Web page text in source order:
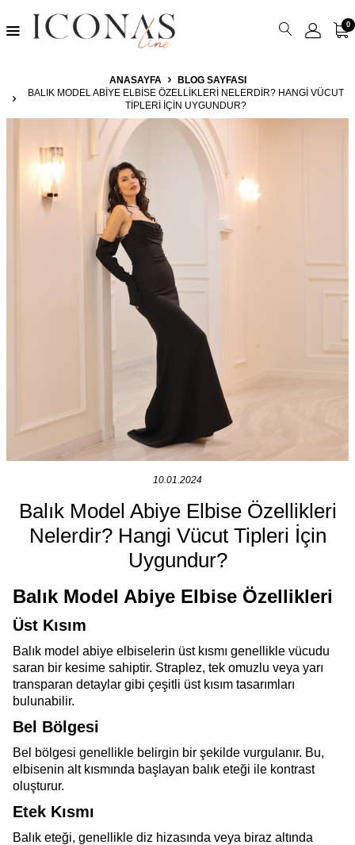
0
ANASAYFA
BLOG SAYFASI
BALIK MODEL ABIYE ELBISE ÖZELLIKLERI NELERDIR? HANGI VÜCUT
TIPLERI İÇIN UYGUNDUR?
10.01.2024
Balık Model Abiye Elbise Özellikleri
Nelerdir? Hangi Vücut Tipleri İçin
Uygundur?
Balık Model Abiye Elbise Özellikleri
Üst Kısım
Balık model abiye elbiselerin üst kısmı genellikle vücudu
saran bir kesime sahiptir. Straplez, tek omuzlu veya yarı
transparan detaylar gibi çeşitli üst kısım tasarımları
bulunabilir.
Bel Bölgesi
Bel bölgesi genellikle belirgin bir şekilde vurgulanır. Bu,
elbisenin alt kısmında başlayan balık eteği ile kontrast
oluşturur.
Etek Kısmı
Balık eteği, genellikle diz hizasında veya biraz altında